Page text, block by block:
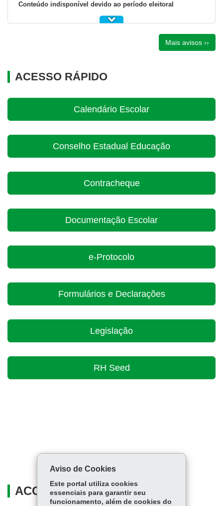
Conteúdo indisponível devido ao período eleitoral
Mais avisos ››
ACESSO RÁPIDO
Calendário Escolar
Conselho Estadual Educação
Contracheque
Documentação Escolar
e-Protocolo
Formulários e Declarações
Legislação
RH Seed
ACOMPANHE
Aviso de Cookies
Este portal utiliza cookies
essenciais para garantir seu
funcionamento, além de cookies do